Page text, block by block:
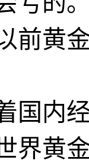
前黄
内经
界黄